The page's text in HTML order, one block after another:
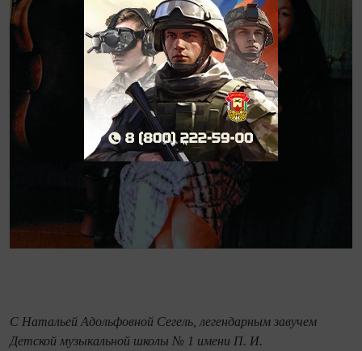
С Натальей Адольфовной Сегель, легендарным завучем
Детской музыкальной школы № 1 имени П. И.